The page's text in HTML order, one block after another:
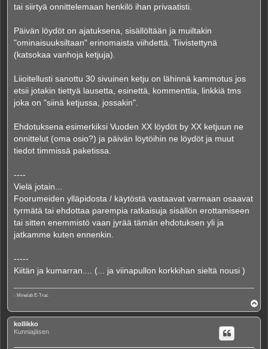
tai siirtyä onnittelemaan henkilö ihan privaatisti.
Päivän löydöt on ajatuksena, sisällöltään ja muiltakin
"ominaisuuksiltaan" erinomaista viihdettä. Tiivistettynä
(katsokaa vanhoja ketjuja).
Liioitellusti sanottu 30 sivuinen ketju on lähinnä kammotus jos
etsii jotakin tiettyä lausetta, esinettä, kommenttia, linkkiä tms
joka on "siinä ketjussa, jossakin".
Ehdotuksena esimerkiksi Vuoden XX löydöt by XX ketjuun ne
onnittelut (oma osio?) ja päivän löytöihin ne löydöt ja muut
tiedot timmissä paketissa.
----
Vielä jotain...
Foorumeiden ylläpidosta / käytöstä vastaavat varmaan osaavat
tyrmätä tai ehdottaa parempia ratkaisuja sisällön erottamiseen
tai sitten enemmistö vaan jyrää tämän ehdotuksen yli ja
jatkamme kuten ennenkin.
-----
Kiitän ja kumarran.... (... ja viinapullon korkkihan sieltä nousi )
- Minelab E-Trac
l
ö
kollikko
Kunniajäsen